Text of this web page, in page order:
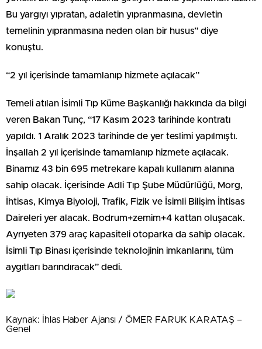
Bu yargıyı yıpratan, adaletin yıpranmasına, devletin
temelinin yıpranmasına neden olan bir husus” diye
konuştu.
“2 yıl içerisinde tamamlanıp hizmete açılacak”
Temeli atılan İsimli Tıp Küme Başkanlığı hakkında da bilgi
veren Bakan Tunç, “17 Kasım 2023 tarihinde kontratı
yapıldı. 1 Aralık 2023 tarihinde de yer teslimi yapılmıştı.
İnşallah 2 yıl içerisinde tamamlanıp hizmete açılacak.
Binamız 43 bin 695 metrekare kapalı kullanım alanına
sahip olacak. İçerisinde Adli Tıp Şube Müdürlüğü, Morg,
İhtisas, Kimya Biyoloji, Trafik, Fizik ve İsimli Bilişim İhtisas
Daireleri yer alacak. Bodrum+zemim+4 kattan oluşacak.
Ayrıyeten 379 araç kapasiteli otoparka da sahip olacak.
İsimli Tıp Binası içerisinde teknolojinin imkanlarını, tüm
aygıtları barındıracak” dedi.
Kaynak: İhlas Haber Ajansı / ÖMER FARUK KARATAŞ –
Genel